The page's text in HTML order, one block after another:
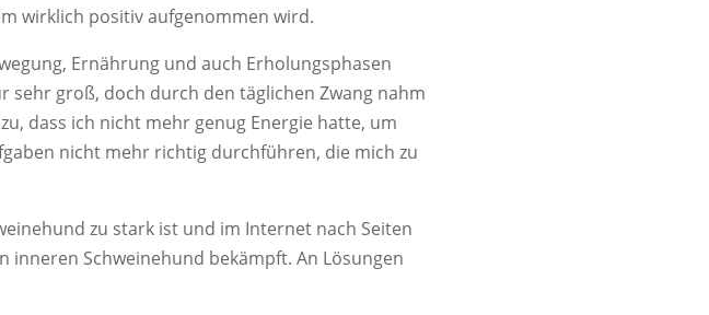
wirklich positiv aufgenommen wird.
Ernährung und auch Erholungsphasen
sehr groß, doch durch den täglichen Zwang nahm
dass ich nicht mehr genug Energie hatte, um
nicht mehr richtig durchführen, die mich zu
zu stark ist und im Internet nach Seiten
inneren Schweinehund bekämpft. An Lösungen